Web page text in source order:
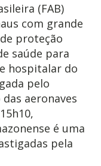
(FAB)
com grande
proteção
saúde para
hospitalar do
pelo
aeronaves
é uma
pela